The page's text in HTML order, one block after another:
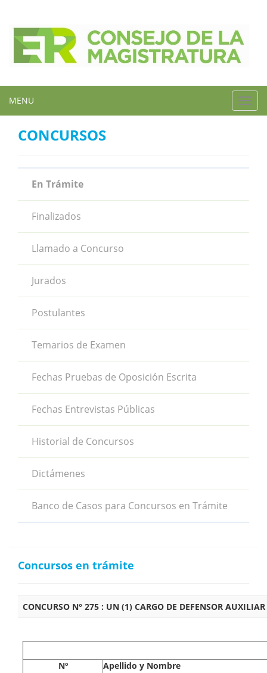
MENU
CONCURSOS
En Trámite
Finalizados
Llamado a Concurso
Jurados
Postulantes
Temarios de Examen
Fechas Pruebas de Oposición Escrita
Fechas Entrevistas Públicas
Historial de Concursos
Dictámenes
Banco de Casos para Concursos en Trámite
Concursos en trámite
CONCURSO N° 275 : UN (1) CARGO DE DEFENSOR
Nº
Apellido y Nombre